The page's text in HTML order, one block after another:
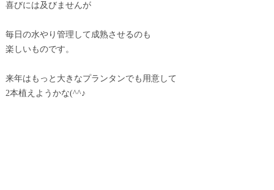
喜びには及びませんが
毎日の水やり管理して成熟させるのも
楽しいものです。
来年はもっと大きなプランタンでも用意して
2本植えようかな(^^♪